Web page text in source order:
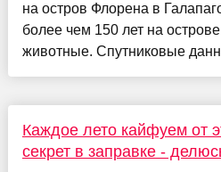
на остров Флорена в
более чем 150 лет на
животные. Спутниковые
Каждое лето кайфуем от
секрет в заправке -